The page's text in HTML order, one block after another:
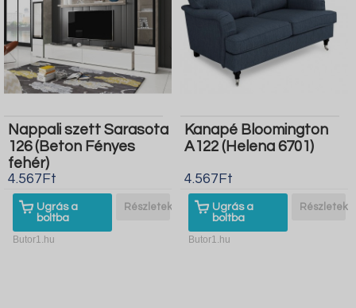
Nappali szett Sarasota
126 (Beton Fényes
fehér)
4.567Ft
Ugrás a
boltba
Részletek
Butor1.hu
Kanapé Bloomington
A122 (Helena 6701)
4.567Ft
Ugrás a
boltba
Részletek
Butor1.hu